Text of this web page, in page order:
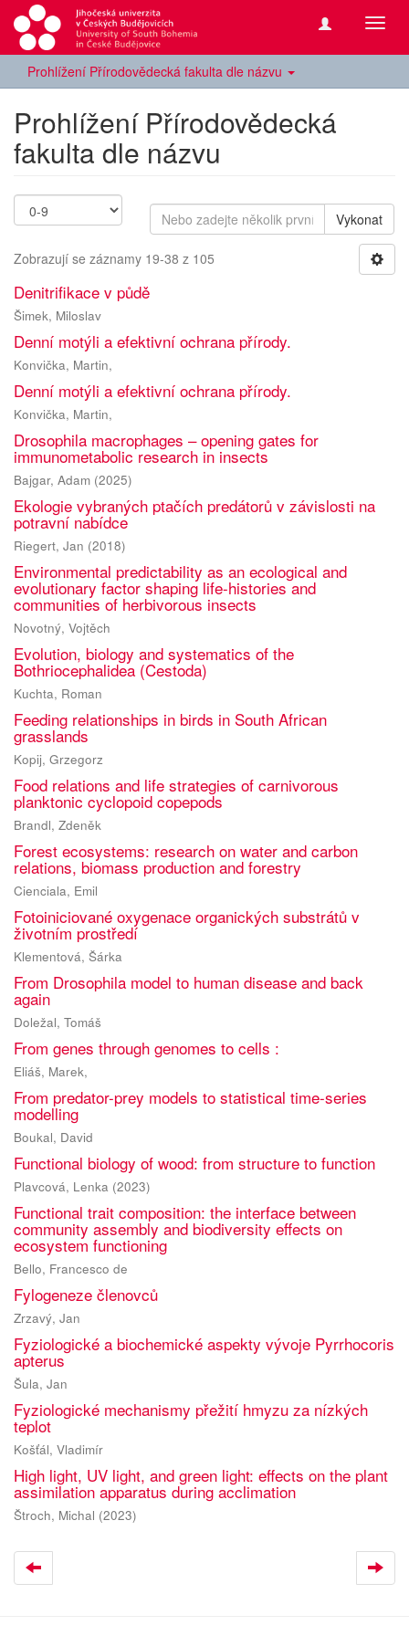
Prohlížení Přírodovědecká fakulta dle názvu
Prohlížení Přírodovědecká
fakulta dle názvu
Vykonat
Zobrazují se záznamy 19-38 z 105
Denitrifikace v půdě
Šimek, Miloslav
Denní motýli a efektivní ochrana přírody.
Konvička, Martin,
Denní motýli a efektivní ochrana přírody.
Konvička, Martin,
Drosophila macrophages – opening gates for
immunometabolic research in insects
Bajgar, Adam (2025)
Ekologie vybraných ptačích predátorů v závislosti na
potravní nabídce
Riegert, Jan (2018)
Environmental predictability as an ecological and
evolutionary factor shaping life-histories and
communities of herbivorous insects
Novotný, Vojtěch
Evolution, biology and systematics of the
Bothriocephalidea (Cestoda)
Kuchta, Roman
Feeding relationships in birds in South African
grasslands
Kopij, Grzegorz
Food relations and life strategies of carnivorous
planktonic cyclopoid copepods
Brandl, Zdeněk
Forest ecosystems: research on water and carbon
relations, biomass production and forestry
Cienciala, Emil
Fotoiniciované oxygenace organických substrátů v
životním prostředí
Klementová, Šárka
From Drosophila model to human disease and back
again
Doležal, Tomáš
From genes through genomes to cells :
Eliáš, Marek,
From predator-prey models to statistical time-series
modelling
Boukal, David
Functional biology of wood: from structure to function
Plavcová, Lenka (2023)
Functional trait composition: the interface between
community assembly and biodiversity effects on
ecosystem functioning
Bello, Francesco de
Fylogeneze členovců
Zrzavý, Jan
Fyziologické a biochemické aspekty vývoje Pyrrhocoris
apterus
Šula, Jan
Fyziologické mechanismy přežití hmyzu za nízkých
teplot
Košťál, Vladimír
High light, UV light, and green light: effects on the plant
assimilation apparatus during acclimation
Štroch, Michal (2023)